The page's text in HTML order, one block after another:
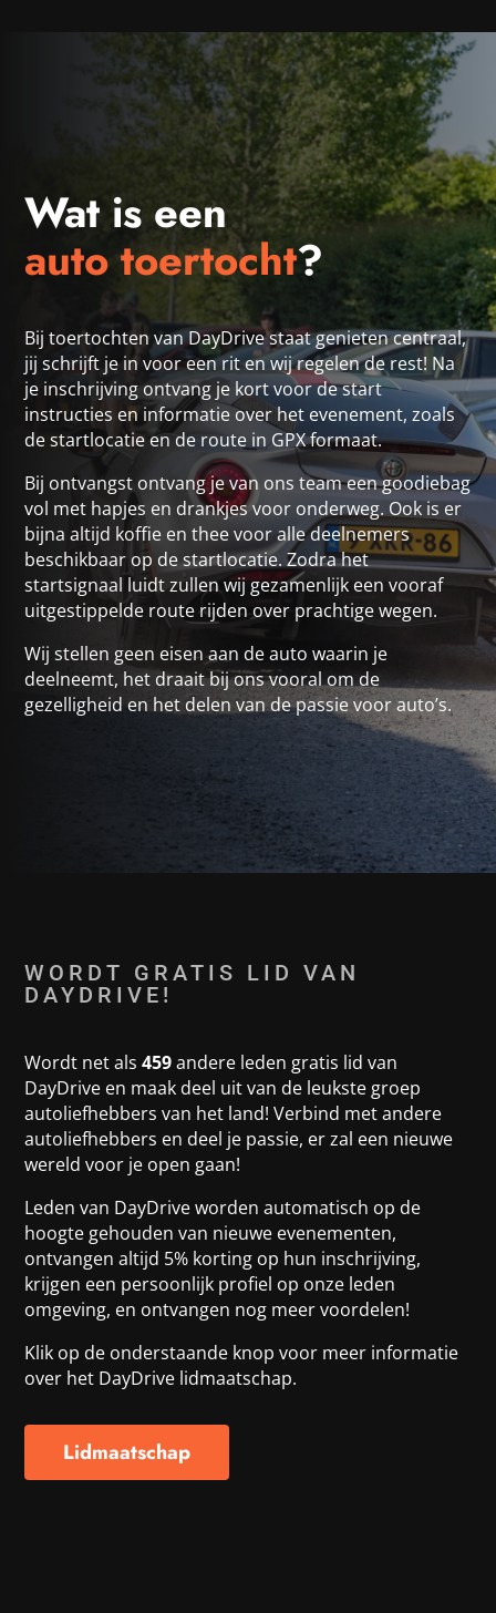
Wat is een
auto toertocht?
Bij toertochten van DayDrive staat genieten centraal,
jij schrijft je in voor een rit en wij regelen de rest! Na
je inschrijving ontvang je kort voor de start
instructies en informatie over het evenement, zoals
de startlocatie en de route in GPX formaat.
Bij ontvangst ontvang je van ons team een goodiebag
vol met hapjes en drankjes voor onderweg. Ook is er
bijna altijd koffie en thee voor alle deelnemers
beschikbaar op de startlocatie. Zodra het
startsignaal luidt zullen wij gezamenlijk een vooraf
uitgestippelde route rijden over prachtige wegen.
Wij stellen geen eisen aan de auto waarin je
deelneemt, het draait bij ons vooral om de
gezelligheid en het delen van de passie voor auto’s.
WORDT GRATIS LID VAN
DAYDRIVE!
Wordt net als459andere leden gratis lid van
DayDrive en maak deel uit van de leukste groep
autoliefhebbers van het land! Verbind met andere
autoliefhebbers en deel je passie, er zal een nieuwe
wereld voor je open gaan!
Leden van DayDrive worden automatisch op de
hoogte gehouden van nieuwe evenementen,
ontvangen altijd 5% korting op hun inschrijving,
krijgen een persoonlijk profiel op onze leden
omgeving, en ontvangen nog meer voordelen!
Klik op de onderstaande knop voor meer informatie
over het DayDrive lidmaatschap.
Lidmaatschap